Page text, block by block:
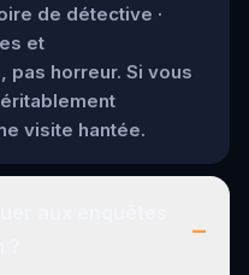
de détective ·
et
horreur. Si vous
visite hantée.
–